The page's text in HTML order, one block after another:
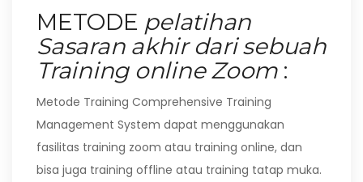
METODE pelatihan
Sasaran akhir dari sebuah
Training online Zoom :
Metode Training Comprehensive Training
Management System dapat menggunakan
fasilitas training zoom atau training online, dan
bisa juga training offline atau training tatap muka.